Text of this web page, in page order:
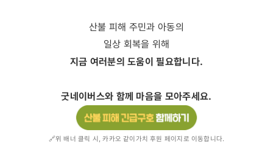
산불 피해 주민과 아동의
일상 회복을 위해
지금 여러분의 도움이 필요합니다.
굿네이버스와 함께 마음을 모아주세요.
🔗위 배너 클릭 시, 카카오 같이가치 후원 페이지로 이동합니다.